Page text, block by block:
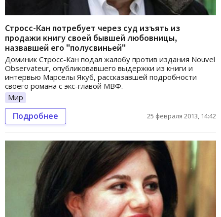
Стросс-Кан потребует через суд изъять из
продажи книгу своей бывшей любовницы,
назвавшей его "полусвиньей"
Доминик Стросс-Кан подал жалобу против издания Nouvel
Observateur, опубликовавшего выдержки из книги и
интервью Марселы Якуб, рассказавшей подробности
своего романа с экс-главой МВФ.
Мир
Подробнее 25 февраля 2013, 14:42